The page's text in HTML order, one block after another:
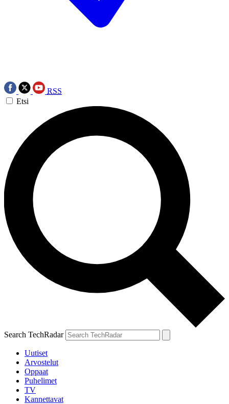
RSS
Etsi
Search TechRadar
Uutiset
Arvostelut
Oppaat
Puhelimet
TV
Kannettavat